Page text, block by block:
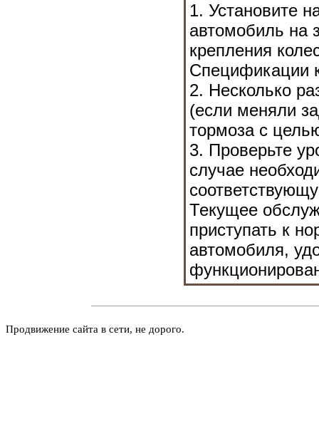
1. Установите
автомобиль на
крепления
Спецификации
2. Несколько
(если меняли
тормоза с
3. Проверьте
случае
Текущее
приступать к
автомобиля,
Продвижение сайта в сети, не дорого.